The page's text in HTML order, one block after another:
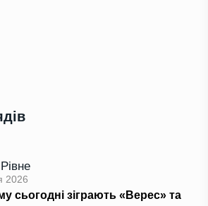
2026
сьогодні зіграють «Верес» та